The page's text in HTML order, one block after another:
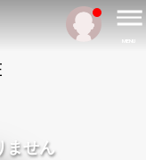
MENU
ません